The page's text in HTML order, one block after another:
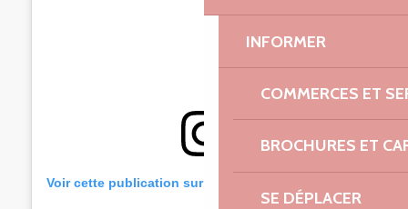
INFORMER
COMMERCES ET
BROCHURES ET
SE DÉPLACER
Voir cette publication sur Instagram